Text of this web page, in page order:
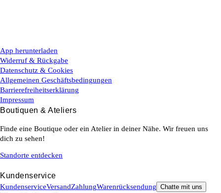
App herunterladen
Widerruf & Rückgabe
Datenschutz & Cookies
Allgemeinen Geschäftsbedingungen
Barrierefreiheitserklärung
Impressum
Boutiquen & Ateliers
Finde eine Boutique oder ein Atelier in deiner Nähe. Wir freuen uns
dich zu sehen!
Standorte entdecken
Kundenservice
KundenserviceVersandZahlungWarenrücksendung Chatte mit uns